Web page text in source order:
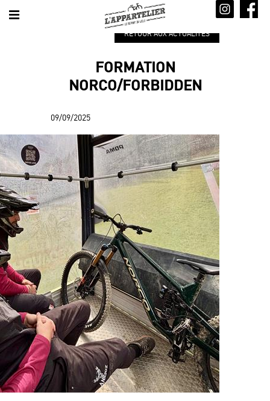
RETOUR AUX ACTUALITÉS
FORMATION
NORCO/FORBIDDEN
09/09/2025